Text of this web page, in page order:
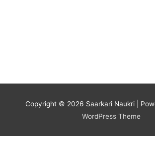
Copyright © 2026 Saarkari Naukri|
WordPress Theme